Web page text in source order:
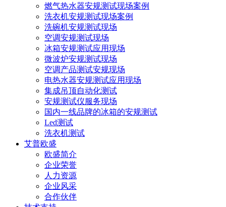
燃气热水器安规测试现场案例
洗衣机安规测试现场案例
洗碗机安规测试现场
空调安规测试现场
冰箱安规测试应用现场
微波炉安规测试现场
空调产品测试安规现场
电热水器安规测试应用现场
集成吊顶自动化测试
安规测试仪服务现场
国内一线品牌的冰箱的安规测试
Led测试
洗衣机测试
艾普欧盛
欧盛简介
企业荣誉
人力资源
企业风采
合作伙伴